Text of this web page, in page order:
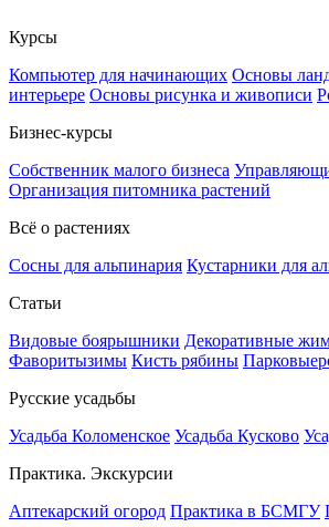
Курсы
Компьютер для начинающих Основы
интерьере Основы рисунка и живописи
Бизнес-курсы
Собственник малого бизнеса
Организация питомника растений
Всё о растениях
Сосны для альпинария Кустарники для
Статьи
Видовые боярышники Декоративные
Фаворитызимы Кисть рябины
Русские усадьбы
Усадьба Коломенское Усадьба Кусково
Практика. Экскурсии
Аптекарский огород Практика в БСМГУ